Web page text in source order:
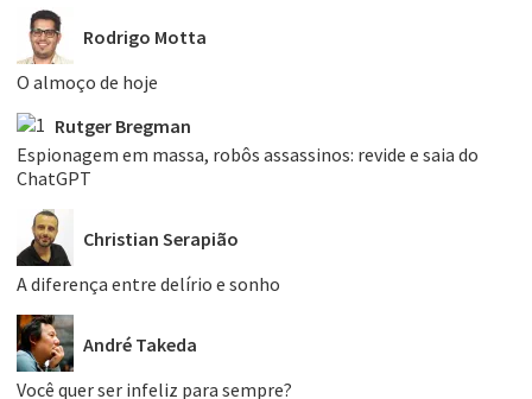
Rodrigo Motta
O almoço de hoje
Rutger Bregman
Espionagem em massa, robôs assassinos: revide e saia do
ChatGPT
Christian Serapião
A diferença entre delírio e sonho
André Takeda
Você quer ser infeliz para sempre?